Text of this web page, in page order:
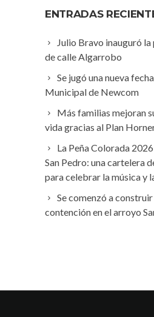
ENTRADAS
Julio Bravo inauguró
de calle Algarrobo
Se jugó una nueva
Municipal de Newcom
Más familias mejoran
vida gracias al Plan
La Peña Colorada
San Pedro: una cartelera
para celebrar la música y
Se comenzó a
contención en el arroyo